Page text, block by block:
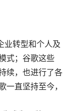
式；谷歌这些
续，也进行了各
一直坚持至今，